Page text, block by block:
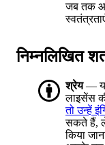
जब तक
निम्नलिखित
श्रेय—
लाइसेंस
तो उन्हें
सकते हैं,
किया